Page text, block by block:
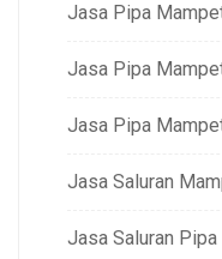
Jasa Pipa
Jasa Pipa
Jasa Pipa
Jasa Saluran
Jasa Saluran